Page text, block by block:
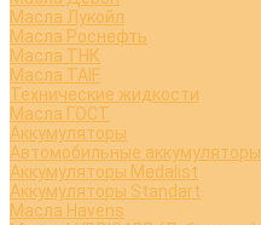
Масла Лукойл
Масла Роснефть
Масла ТНК
Масла TAIF
Технические жидкости
Масла ГОСТ
Аккумуляторы
Автомобильные аккумуляторы
Аккумуляторы Medalist
Аккумуляторы Standart
Масла Havens